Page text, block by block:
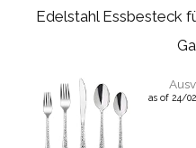
Edelstahl Essbesteck
as of 24/